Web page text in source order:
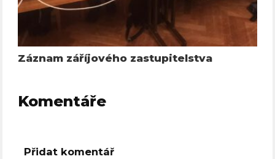
Záznam záříjového zastupitelstva
Komentáře
Přidat komentář